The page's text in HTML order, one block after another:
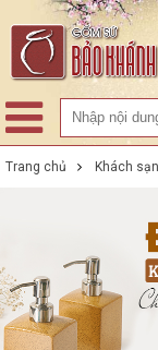
Trang chủ Khách